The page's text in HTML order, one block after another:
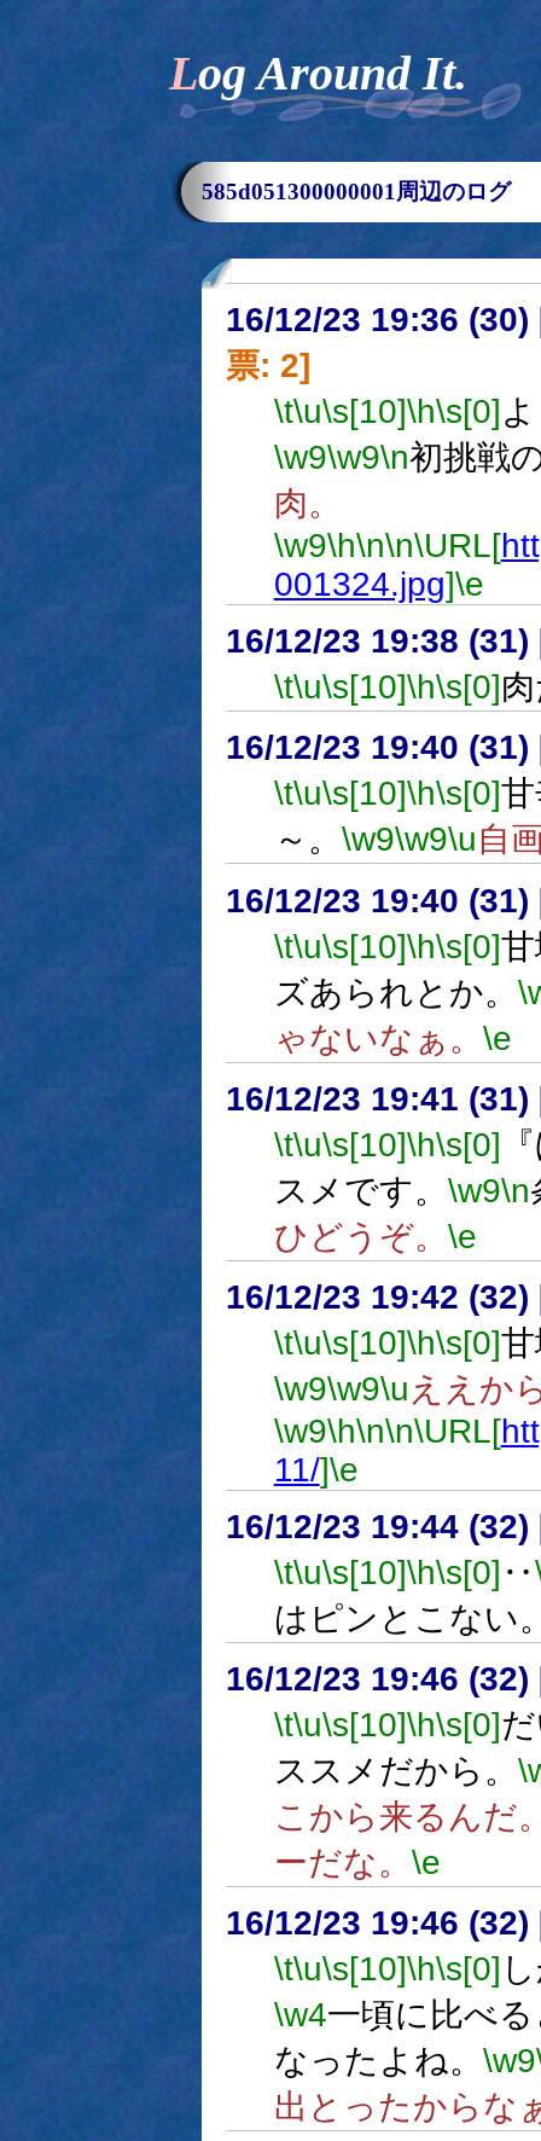
Log Around It.
585d051300000001周辺のログ
16/12/23 19:36 (30)
票: 2]
\t\u\s[10]\h\s[0]
\w9\w9\n初挑戦
肉。
\w9\h\n\n\URL[
001324.jpg]\e
16/12/23 19:38 (31)
\t\u\s[10]\h\s[0]
16/12/23 19:40 (31)
\t\u\s[10]\h\s[0]
～。 \w9\w9\u自
16/12/23 19:40 (31)
\t\u\s[10]\h\s[0]
ズあられとか。
ゃないなぁ。 \e
16/12/23 19:41 (31)
\t\u\s[10]\h\s[0]
スメです。 \w9\n
ひどうぞ。 \e
16/12/23 19:42 (32)
\t\u\s[10]\h\s[0]
\w9\w9\u ええか
\w9\h\n\n\URL[
11/]\e
16/12/23 19:44 (32)
\t\u\s[10]\h\s[0] ‥
はピンとこない
16/12/23 19:46 (32)
\t\u\s[10]\h\s[0]
ススメだから。
こから来るんだ
ーだな。 \e
16/12/23 19:46 (32)
\t\u\s[10]\h\s[0]
\w4一頃に比べ
なったよね。 \w9
出とったからな